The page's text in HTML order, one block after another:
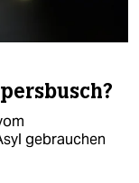
gebrauchen